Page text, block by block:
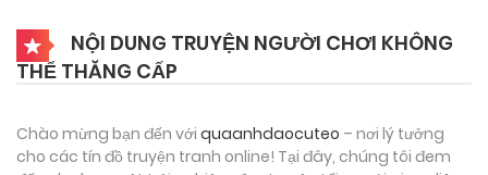
NỘI DUNG TRUYỆN NGƯỜI CHƠI KHÔNG
THỂ THĂNG CẤP
Chào mừng bạn đến với quaanhdaocuteo – nơi lý tưởng
cho các tín đồ truyện tranh online! Tại đây, chúng tôi đem